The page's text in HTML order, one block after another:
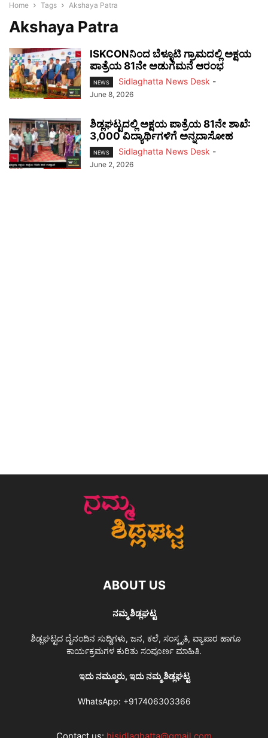
Home Tags Akshaya Patra
Akshaya Patra
ISKCONನಿಂದ ಬೆಳ್ಳೂಟಿ ಗ್ರಾಮದಲ್ಲಿ ಅಕ್ಷಯ
ಪಾತ್ರೆಯ 81ನೇ ಅಡುಗೆಮನೆ ಆರಂಭ
NEWS Sidlaghatta News Desk -
June 8, 2026
ಶಿಡ್ಲಘಟ್ಟದಲ್ಲಿ ಅಕ್ಷಯ ಪಾತ್ರೆಯ 81ನೇ ಶಾಖೆ:
3,000 ವಿದ್ಯಾರ್ಥಿಗಳಿಗೆ ಅನ್ನದಾಸೋಹ
NEWS Sidlaghatta News Desk -
June 2, 2026
ABOUT US
ನಮ್ಮ ಶಿಡ್ಲಘಟ್ಟ
ಶಿಡ್ಲಘಟ್ಟದ ದೈನಂದಿನ ಸುದ್ದಿಗಳು, ಜನ, ಕಲೆ, ಸಂಸ್ಕೃತಿ, ವ್ಯಾಪಾರ ಹಾಗೂ
ಕಾರ್ಯಕ್ರಮಗಳ ಕುರಿತು ಸಂಪೂರ್ಣ ಮಾಹಿತಿ.
ಇದು ನಮ್ಮೂರು, ಇದು ನಮ್ಮ ಶಿಡ್ಲಘಟ್ಟ
WhatsApp: +917406303366